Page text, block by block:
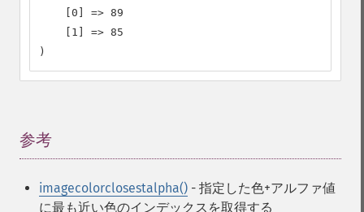
    [0] => 89
    [1] => 85
)
参考
imagecolorclosestalpha() - 指定した色+アルファ値
に最も近い色のインデックスを取得する